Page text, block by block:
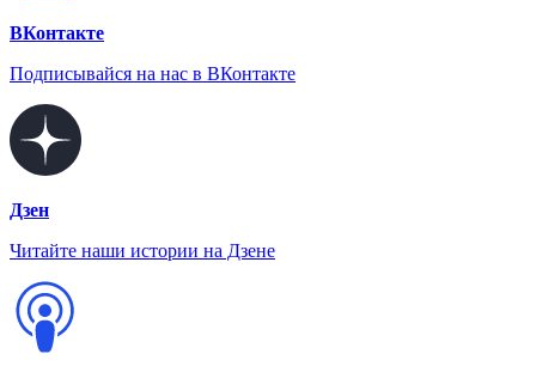
ВКонтакте
Подписывайся на нас в ВКонтакте
Дзен
Читайте наши истории на Дзене